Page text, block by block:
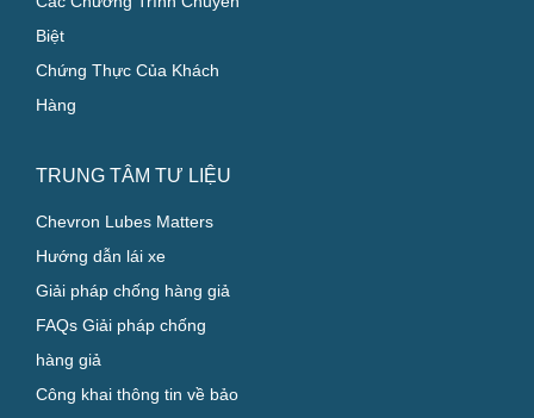
Biệt
Chứng Thực Của Khách
Hàng
TRUNG TÂM TƯ LIỆU
Chevron Lubes Matters
Hướng dẫn lái xe
Giải pháp chống hàng giả
FAQs Giải pháp chống
hàng giả
Công khai thông tin về bảo